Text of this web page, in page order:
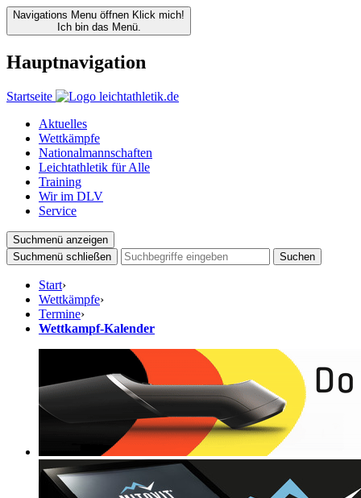
Navigations Menu öffnen Klick mich!
Ich bin das Menü.
Hauptnavigation
Startseite
Aktuelles
Wettkämpfe
Nationalmannschaften
Leichtathletik für Alle
Training
Wir im DLV
Service
Suchmenü anzeigen
Suchmenü schließen
Suchen
Start›
Wettkämpfe›
Termine›
Wettkampf-Kalender